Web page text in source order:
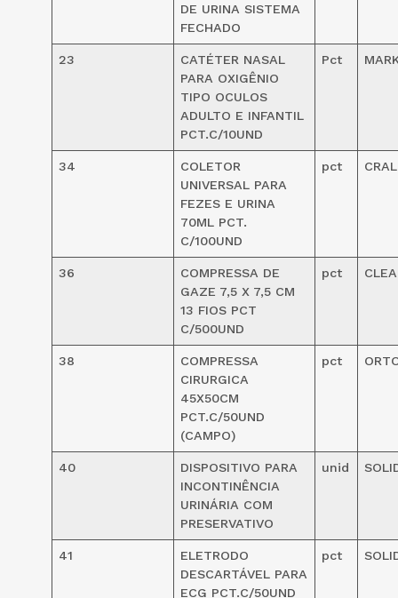
DE URINA SISTEMA
FECHADO
23
CATÉTER NASAL
PARA OXIGÊNIO
TIPO OCULOS
ADULTO E INFANTIL
PCT.C/10UND
Pct
34
COLETOR
UNIVERSAL PARA
FEZES E URINA
70ML PCT.
C/100UND
pct
36
COMPRESSA DE
GAZE 7,5 X 7,5 CM
13 FIOS PCT
C/500UND
pct
38
COMPRESSA
CIRURGICA
45X50CM
PCT.C/50UND
(CAMPO)
pct
40
DISPOSITIVO PARA
INCONTINÊNCIA
URINÁRIA COM
PRESERVATIVO
unid
41
ELETRODO
DESCARTÁVEL PARA
ECG PCT.C/50UND
pct